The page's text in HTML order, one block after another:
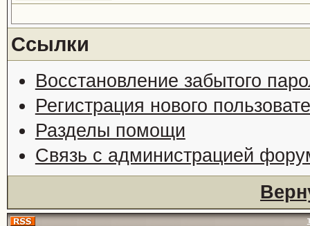
Ссылки
Восстановление забытого
Регистрация нового
Разделы помощи
Связь с администрацией